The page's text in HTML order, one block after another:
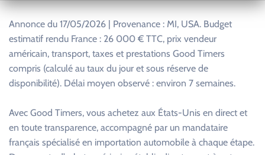
Annonce du 17/05/2026 | Provenance : MI, USA. Budget
estimatif rendu France : 26 000 € TTC, prix vendeur
américain, transport, taxes et prestations Good Timers
compris (calculé au taux du jour et sous réserve de
disponibilité). Délai moyen observé : environ 7 semaines.
Avec Good Timers, vous achetez aux États-Unis en direct et
en toute transparence, accompagné par un mandataire
français spécialisé en importation automobile à chaque étape.